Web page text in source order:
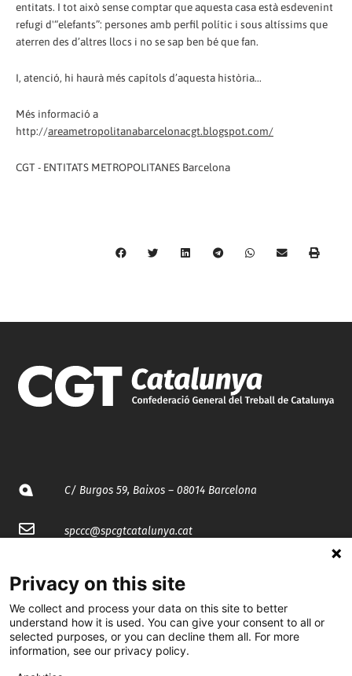
entitats. I tot això sense comptar que aquesta casa està esdevenint
refugi d'“elefants”: persones amb perfil polític i sous altíssims que
aterren des d’altres llocs i no se sap ben bé que fan.
I, atenció, hi haurà més capítols d’aquesta història...
Més informació a
http://areametropolitanabarcelonacgt.blogspot.com/
CGT - ENTITATS METROPOLITANES Barcelona
C/ Burgos 59, Baixos – 08014 Barcelona
spccc@spcgtcatalunya.cat
@CGTCatalunya
cgtcatalunya
Privacy on this site
We collect and process your data on this site to better
understand how it is used. You can give your consent to all or
selected purposes, or you can decline them all. For more
information, see our privacy policy.